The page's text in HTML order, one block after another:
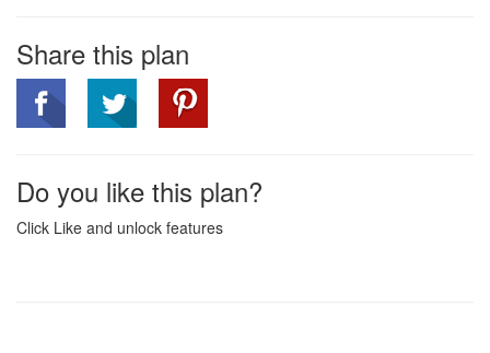
Share this plan
Do you like this plan?
Click Like and unlock features